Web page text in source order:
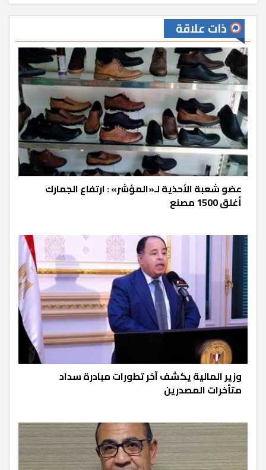
ذات علاقة
عضو شعبة الأحذية لـ«المؤشر» : ارتفاع الجمارك
أغلق 1500 مصنع
وزير المالية يكشف آخر تطورات مبادرة سداد
متأخرات المصدرين